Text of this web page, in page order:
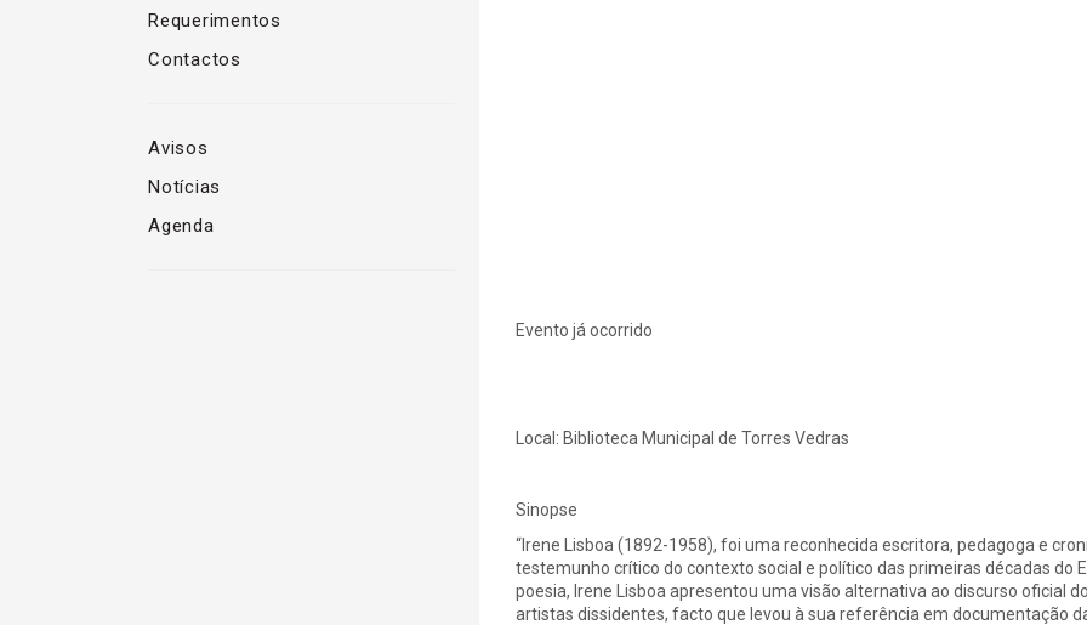
Requerimentos
Contactos
Avisos
Notícias
Agenda
Evento já ocorrido
Local: Biblioteca Municipal de Torres Vedras
Sinopse
“Irene Lisboa (1892-1958), foi uma reconhecida escritora, pedagoga e
testemunho crítico do contexto social e político das primeiras décadas do
poesia, Irene Lisboa apresentou uma visão alternativa ao discurso oficial
artistas dissidentes, facto que levou à sua referência em documentação